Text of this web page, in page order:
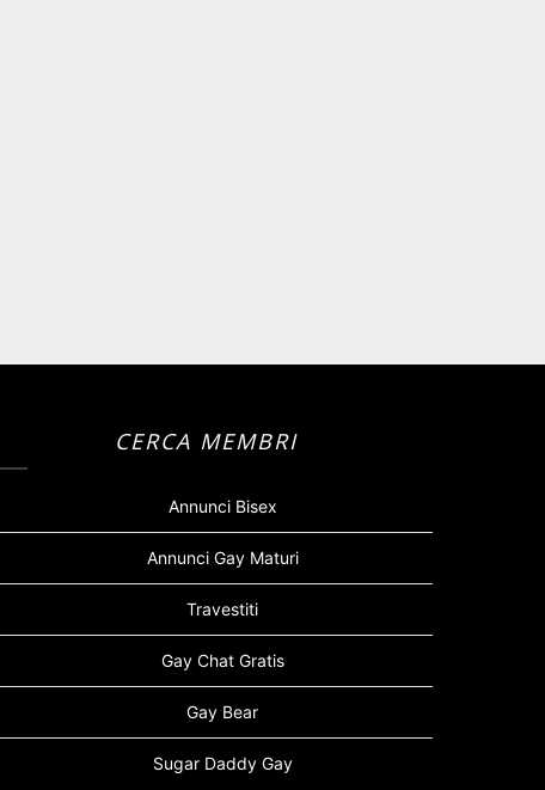
CERCA MEMBRI
Annunci Bisex
Annunci Gay Maturi
Travestiti
Gay Chat Gratis
Gay Bear
Sugar Daddy Gay